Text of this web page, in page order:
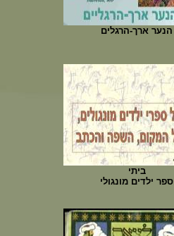
הנער ארך-הרגלים
ביתי
ספר ילדים מונגולי